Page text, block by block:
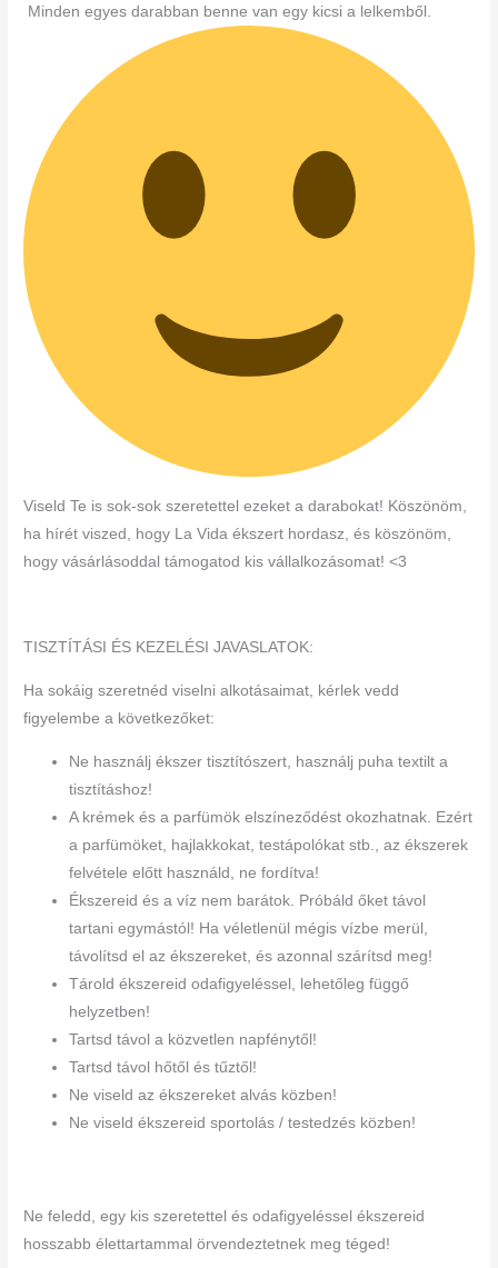
Minden egyes darabban benne van egy kicsi a lelkemből.
Viseld Te is sok-sok szeretettel ezeket a darabokat! Köszönöm,
ha hírét viszed, hogy La Vida ékszert hordasz, és köszönöm,
hogy vásárlásoddal támogatod kis vállalkozásomat! <3
TISZTÍTÁSI ÉS KEZELÉSI JAVASLATOK:
Ha sokáig szeretnéd viselni alkotásaimat, kérlek vedd
figyelembe a következőket:
Ne használj ékszer tisztítószert, használj puha textilt a
tisztításhoz!
A krémek és a parfümök elszíneződést okozhatnak. Ezért
a parfümöket, hajlakkokat, testápolókat stb., az ékszerek
felvétele előtt használd, ne fordítva!
Ékszereid és a víz nem barátok. Próbáld őket távol
tartani egymástól! Ha véletlenül mégis vízbe merül,
távolítsd el az ékszereket, és azonnal szárítsd meg!
Tárold ékszereid odafigyeléssel, lehetőleg függő
helyzetben!
Tartsd távol a közvetlen napfénytől!
Tartsd távol hőtől és tűztől!
Ne viseld az ékszereket alvás közben!
Ne viseld ékszereid sportolás / testedzés közben!
Ne feledd, egy kis szeretettel és odafigyeléssel ékszereid
hosszabb élettartammal örvendeztetnek meg téged!